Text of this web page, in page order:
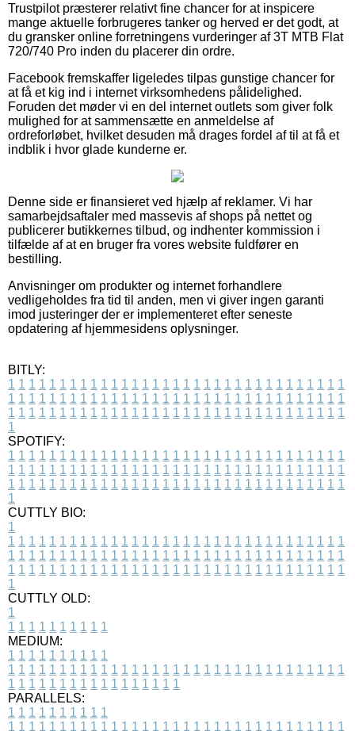
Trustpilot præsterer relativt fine chancer for at inspicere
mange aktuelle forbrugeres tanker og herved er det godt, at
du gransker online forretningens vurderinger af 3T MTB Flat
720/740 Pro inden du placerer din ordre.
Facebook fremskaffer ligeledes tilpas gunstige chancer for
at få et kig ind i internet virksomhedens pålidelighed.
Foruden det møder vi en del internet outlets som giver folk
mulighed for at sammensætte en anmeldelse af
ordreforløbet, hvilket desuden må drages fordel af til at få et
indblik i hvor glade kunderne er.
Denne side er finansieret ved hjælp af reklamer. Vi har
samarbejdsaftaler med massevis af shops på nettet og
publicerer butikkernes tilbud, og indhenter kommission i
tilfælde af at en bruger fra vores website fuldfører en
bestilling.
Anvisninger om produkter og internet forhandlere
vedligeholdes fra tid til anden, men vi giver ingen garanti
imod justeringer der er implementeret efter seneste
opdatering af hjemmesidens oplysninger.
BITLY:
1 1 1 1 1 1 1 1 1 1 1 1 1 1 1 1 1 1 1 1 1 1 1 1 1 1 1 1 1 1 1 1 1
1 1 1 1 1 1 1 1 1 1 1 1 1 1 1 1 1 1 1 1 1 1 1 1 1 1 1 1 1 1 1 1 1
1 1 1 1 1 1 1 1 1 1 1 1 1 1 1 1 1 1 1 1 1 1 1 1 1 1 1 1 1 1 1 1 1
1
SPOTIFY:
1 1 1 1 1 1 1 1 1 1 1 1 1 1 1 1 1 1 1 1 1 1 1 1 1 1 1 1 1 1 1 1 1
1 1 1 1 1 1 1 1 1 1 1 1 1 1 1 1 1 1 1 1 1 1 1 1 1 1 1 1 1 1 1 1 1
1 1 1 1 1 1 1 1 1 1 1 1 1 1 1 1 1 1 1 1 1 1 1 1 1 1 1 1 1 1 1 1 1
1
CUTTLY BIO:
1
1 1 1 1 1 1 1 1 1 1 1 1 1 1 1 1 1 1 1 1 1 1 1 1 1 1 1 1 1 1 1 1 1
1 1 1 1 1 1 1 1 1 1 1 1 1 1 1 1 1 1 1 1 1 1 1 1 1 1 1 1 1 1 1 1 1
1 1 1 1 1 1 1 1 1 1 1 1 1 1 1 1 1 1 1 1 1 1 1 1 1 1 1 1 1 1 1 1 1
1
CUTTLY OLD:
1
1 1 1 1 1 1 1 1 1 1
MEDIUM:
1 1 1 1 1 1 1 1 1 1
1 1 1 1 1 1 1 1 1 1 1 1 1 1 1 1 1 1 1 1 1 1 1 1 1 1 1 1 1 1 1 1 1
1 1 1 1 1 1 1 1 1 1 1 1 1 1 1 1 1
PARALLELS:
1 1 1 1 1 1 1 1 1 1
1 1 1 1 1 1 1 1 1 1 1 1 1 1 1 1 1 1 1 1 1 1 1 1 1 1 1 1 1 1 1 1 1